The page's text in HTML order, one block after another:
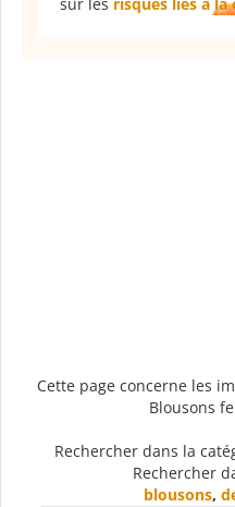
sur les risques liés à
Cette page concerne les
Blousons
Rechercher dans la
Rechercher
blousons,